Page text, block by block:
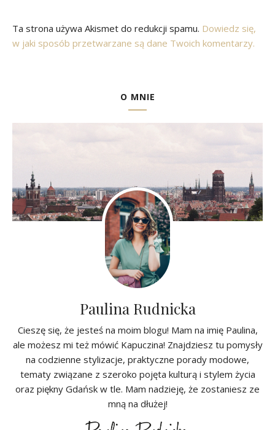
Ta strona używa Akismet do redukcji spamu. Dowiedz się,
w jaki sposób przetwarzane są dane Twoich komentarzy.
O MNIE
Paulina Rudnicka
Cieszę się, że jesteś na moim blogu! Mam na imię Paulina,
ale możesz mi też mówić Kapuczina! Znajdziesz tu pomysły
na codzienne stylizacje, praktyczne porady modowe,
tematy związane z szeroko pojęta kulturą i stylem życia
oraz piękny Gdańsk w tle. Mam nadzieję, że zostaniesz ze
mną na dłużej!